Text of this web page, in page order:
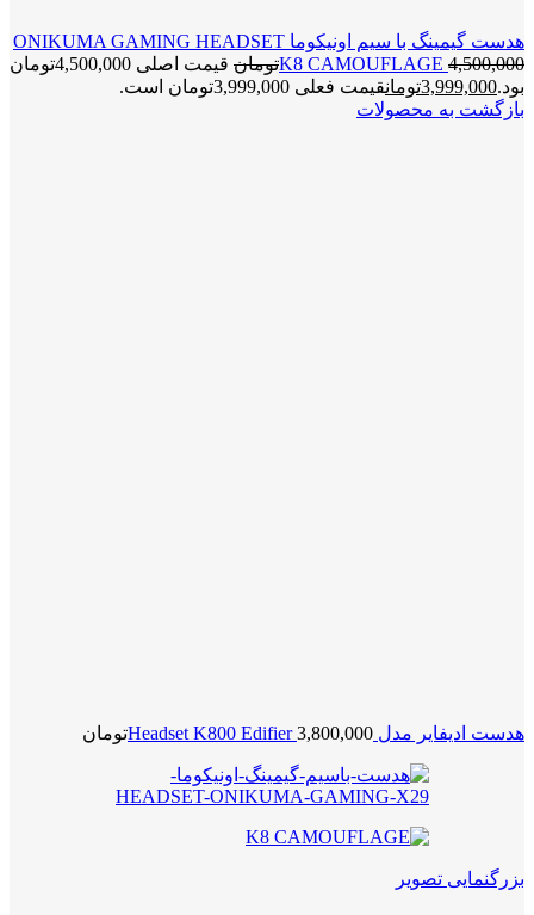
هدست گیمینگ با سیم اونیکوما ONIKUMA GAMING HEADSET
K8 CAMOUFLAGE 4,500,000 تومان
قیمت اصلی 4,500,000تومان
بود.3,999,000تومانقیمت فعلی 3,999,000تومان است.
بازگشت به محصولات
هدست ادیفایر مدل Headset K800 Edifier 3,800,000 تومان
بزرگنمایی تصویر